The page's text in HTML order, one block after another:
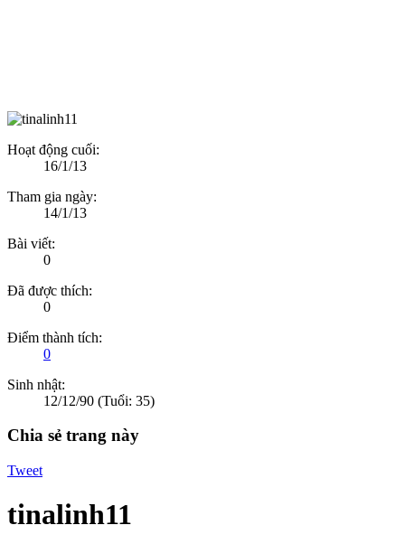
Hoạt động cuối:
16/1/13
Tham gia ngày:
14/1/13
Bài viết:
0
Đã được thích:
0
Điểm thành tích:
0
Sinh nhật:
12/12/90 (Tuổi: 35)
Chia sẻ trang này
Tweet
tinalinh11